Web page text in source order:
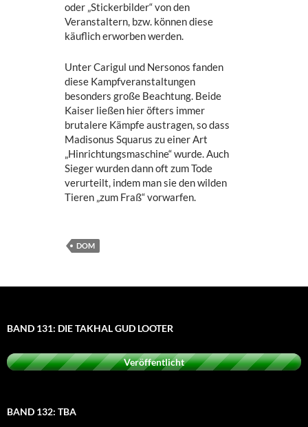
oder „Stickerbilder“ von den
Veranstaltern, bzw. können diese
käuflich erworben werden.
Unter Carigul und Nersonos fanden
diese Kampfveranstaltungen
besonders große Beachtung. Beide
Kaiser ließen hier öfters immer
brutalere Kämpfe austragen, so dass
Madisonus Squarus zu einer Art
„Hinrichtungsmaschine“ wurde. Auch
Sieger wurden dann oft zum Tode
verurteilt, indem man sie den wilden
Tieren „zum Fraß“ vorwarfen.
DOM
BAND 131: DIE TAKHAL GUD LOOTER
Veröffentlicht
BAND 132: TBA